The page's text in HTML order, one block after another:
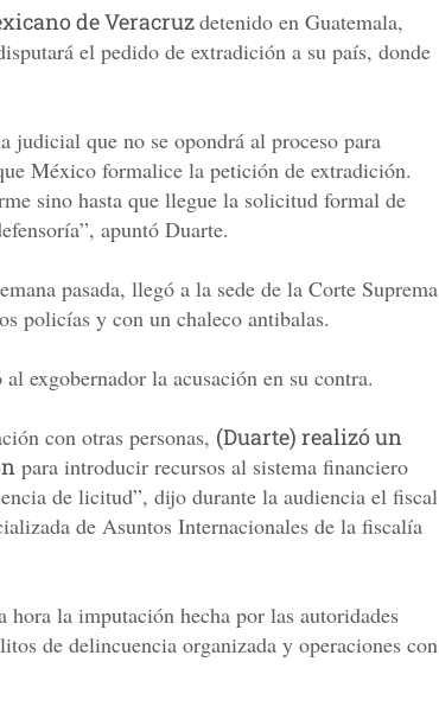
de Veracruzdetenido en Guatemala,
el pedido de extradición a su país, donde
judicial que no se opondrá al proceso para
México formalice la petición de extradición.
sino hasta que llegue la solicitud formal de
apuntó Duarte.
pasada, llegó a la sede de la Corte Suprema
policías y con un chaleco antibalas.
exgobernador la acusación en su contra.
con otras personas, (Duarte) realizó un
para introducir recursos al sistema financiero
de licitud”, dijo durante la audiencia el fiscal
de Asuntos Internacionales de la fiscalía
hora la imputación hecha por las autoridades
de delincuencia organizada y operaciones con